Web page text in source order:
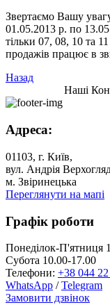
Звертаємо Вашу
01.05.2013 р. по
тільки 07, 08, 10 та
продажів працює в
Назад
Наші
Адреса:
01103, г. Київ,
вул. Андрія
м. Звіринецька
Переглянути на мапі
Графік роботи
Понеділок-П'ятниця
Субота 10.00-17.00
Телефони: +38 044
WhatsApp /Telegram
Замовити дзвінок